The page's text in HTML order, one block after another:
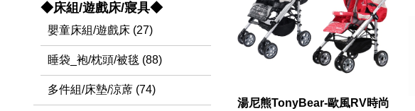
湯尼熊TonyBear-歐風RV時尚
◆床組/遊戲床/寢具◆
嬰童床組/遊戲床 (27)
睡袋_袍/枕頭/被毯 (88)
多件組/床墊/涼蓆 (74)